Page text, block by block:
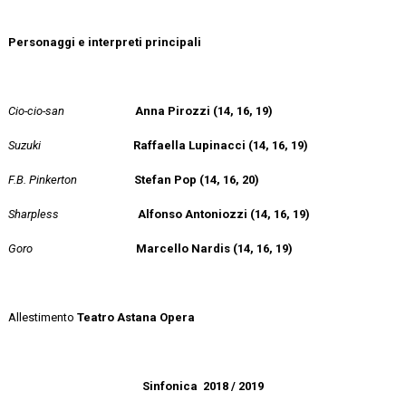
Personaggi e interpreti principali
Cio-cio-san Anna Pirozzi (14, 16, 19)
Suzuki Raffaella Lupinacci (14, 16, 19)
F.B. Pinkerton Stefan Pop (14, 16, 20)
Sharpless Alfonso Antoniozzi (14, 16, 19)
Goro Marcello Nardis (14, 16, 19)
AllestimentoTeatro Astana Opera
Sinfonica 2018 / 2019